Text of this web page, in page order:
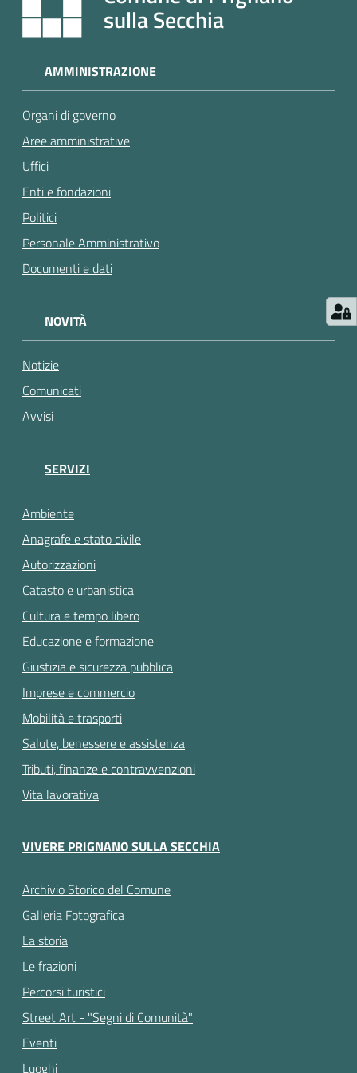
a
p
t
a
m
e
n
t
o
Tutti
gli
argomenti...
sulla Secchia
AMMINISTRAZIONE
Organi di governo
Aree amministrative
Uffici
Enti e fondazioni
Politici
Personale Amministrativo
Documenti e dati
NOVITÀ
Notizie
Comunicati
Avvisi
SERVIZI
Ambiente
Anagrafe e stato civile
Autorizzazioni
Catasto e urbanistica
Cultura e tempo libero
Educazione e formazione
Giustizia e sicurezza pubblica
Imprese e commercio
Mobilità e trasporti
Salute, benessere e assistenza
Tributi, finanze e contravvenzioni
Vita lavorativa
VIVERE PRIGNANO SULLA SECCHIA
Archivio Storico del Comune
Galleria Fotografica
La storia
Le frazioni
Percorsi turistici
Street Art - "Segni di Comunità"
Eventi
Luoghi